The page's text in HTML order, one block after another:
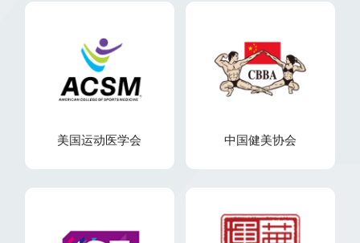
美国运动医学会 中国健美协会